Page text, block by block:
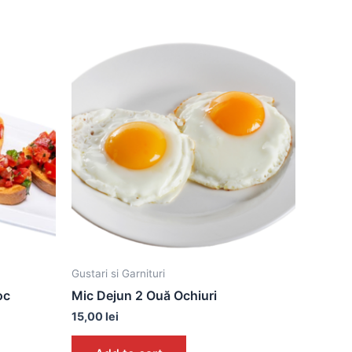
Gustari si Garnituri
Mic Dejun 2 Ouă Ochiuri
15,00lei